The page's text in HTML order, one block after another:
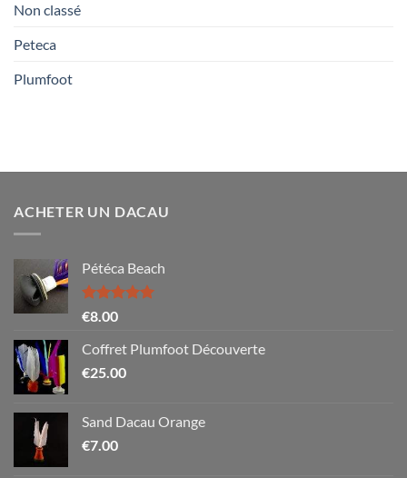
Non classé
Peteca
Plumfoot
ACHETER UN DACAU
Pétéca Beach
Note5.00
€8.00
Coffret Plumfoot Découverte
€25.00
Sand Dacau Orange
€7.00